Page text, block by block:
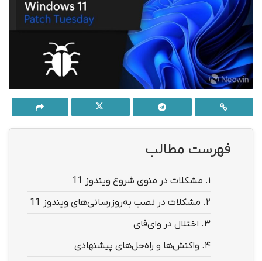
فهرست مطالب
1. مشکلات در منوی شروع ویندوز 11
2. مشکلات در نصب به‌روزرسانی‌های ویندوز 11
3. اختلال در وای‌فای
4. واکنش‌ها و راه‌حل‌های پیشنهادی